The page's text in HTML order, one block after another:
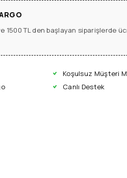
1500 TL den başlayan siparişlerde
Koşulsuz Müşteri
Canlı Destek